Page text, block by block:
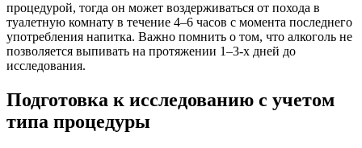
процедурой, тогда он может воздерживаться от похода в
туалетную комнату в течение 4–6 часов с момента последнего
употребления напитка. Важно помнить о том, что алкоголь не
позволяется выпивать на протяжении 1–3-х дней до
исследования.
Подготовка к исследованию с учетом
типа процедуры